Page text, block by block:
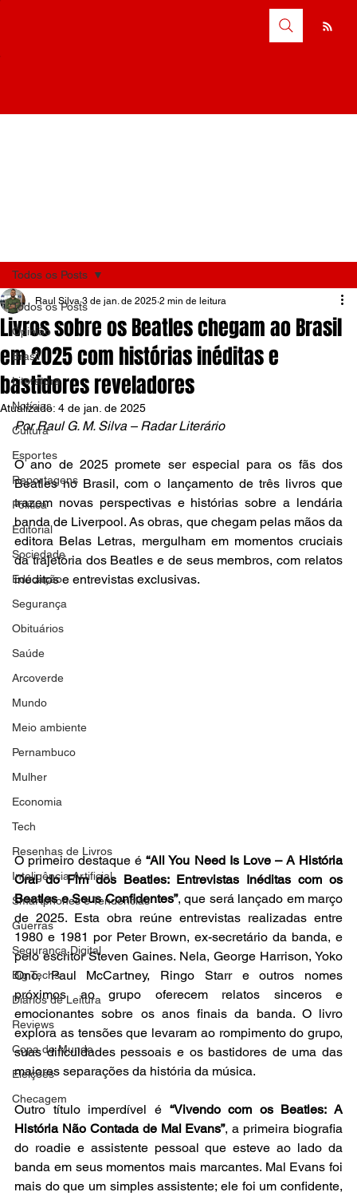
Todos os Posts
Opinião
Brasil
Literatura
Notícias
Cultura
Esportes
Reportagens
Política
Editorial
Sociedade
Educação
Segurança
Obituários
Saúde
Arcoverde
Mundo
Meio ambiente
Pernambuco
Mulher
Economia
Tech
Resenhas de Livros
Inteligência Artificial
Smartphones e Tendências
Guerras
Segurança Digital
Big Techs
Diários de Leitura
Reviews
Copa do Mundo
Eleições
Checagem
Todos os Posts
Livros sobre os Beatles chegam ao Brasil
em 2025 com histórias inéditas e
bastidores reveladores
Raul Silva 3 de jan. de 2025 2 min de leitura
Atualizado: 4 de jan. de 2025
Por Raul G. M. Silva – Radar Literário
O ano de 2025 promete ser especial para os fãs dos
Beatles no Brasil, com o lançamento de três livros que
trazem novas perspectivas e histórias sobre a lendária
banda de Liverpool. As obras, que chegam pelas mãos da
editora Belas Letras, mergulham em momentos cruciais
da trajetória dos Beatles e de seus membros, com relatos
inéditos e entrevistas exclusivas.
O primeiro destaque é “All You Need Is Love – A História
Oral do Fim dos Beatles: Entrevistas Inéditas com os
Beatles e Seus Confidentes”, que será lançado em março
de 2025. Esta obra reúne entrevistas realizadas entre
1980 e 1981 por Peter Brown, ex-secretário da banda, e
pelo escritor Steven Gaines. Nela, George Harrison, Yoko
Ono, Paul McCartney, Ringo Starr e outros nomes
próximos ao grupo oferecem relatos sinceros e
emocionantes sobre os anos finais da banda. O livro
explora as tensões que levaram ao rompimento do grupo,
suas dificuldades pessoais e os bastidores de uma das
maiores separações da história da música.
Outro título imperdível é “Vivendo com os Beatles: A
História Não Contada de Mal Evans”, a primeira biografia
do roadie e assistente pessoal que esteve ao lado da
banda em seus momentos mais marcantes. Mal Evans foi
mais do que um simples assistente; ele foi um confidente,